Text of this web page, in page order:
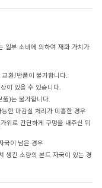
일부 소비에 의하여 재화 가치가
환/반품이 불가합니다.
이 있을 수 있습니다.
풀)는 불가합니다.
한 마감실 처리가 미흡한 경우
위로 간단하게 구멍을 내주신 뒤
국이 남은 경우
생긴 소량의 본드 자국이 있는 경